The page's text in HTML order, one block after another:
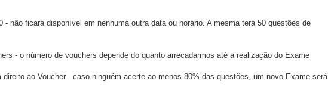
- não ficará disponível em nenhuma outra data ou horário. A mesma terá 50 questões de
- o número de vouchers depende do quanto arrecadarmos até a realização do Exame
ao Voucher - caso ninguém acerte ao menos 80% das questões, um novo Exame será